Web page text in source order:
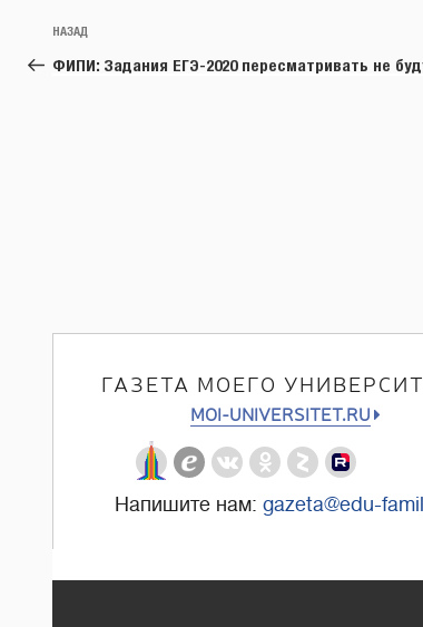
Навигация
по
Предыдущая
запись:
НАЗАД
ФИПИ: Задания ЕГЭ-2020 пересматривать не
ГАЗЕТА МОЕГО
MOI-UNIVERSITET.RU
Напишите нам: gazeta@edu-